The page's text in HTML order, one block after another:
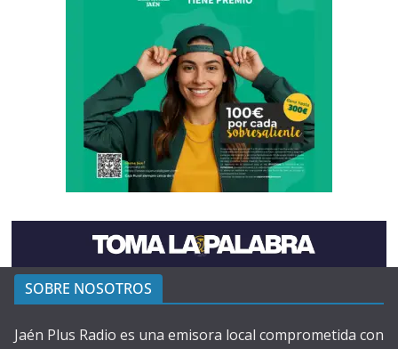
SOBRE NOSOTROS
Jaén Plus Radio es una emisora local comprometida con